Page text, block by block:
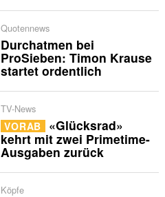
Quotennews
Durchatmen bei
ProSieben: Timon Krause
startet ordentlich
TV-News
VORAB «Glücksrad»
kehrt mit zwei Primetime-
Ausgaben zurück
Köpfe